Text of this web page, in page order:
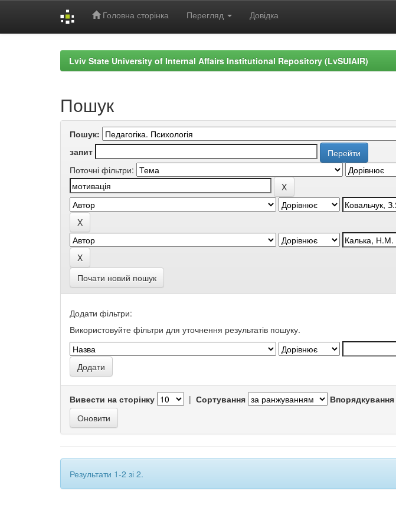
Головна сторінка Перегляд Довідка
Lviv State University of Internal Affairs Institutional Repository (LvSUIAIR)
Пошук
Пошук:
запит
Поточні фільтри:
Почати новий пошук
Додати фільтри:
Використовуйте фільтри для уточнення результатів пошуку.
Вивести на сторінку | Сортування Впорядкування
Результати 1-2 зі 2.